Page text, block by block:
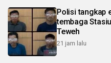
Polisi tangkap
tembaga
Teweh
21 jam lalu